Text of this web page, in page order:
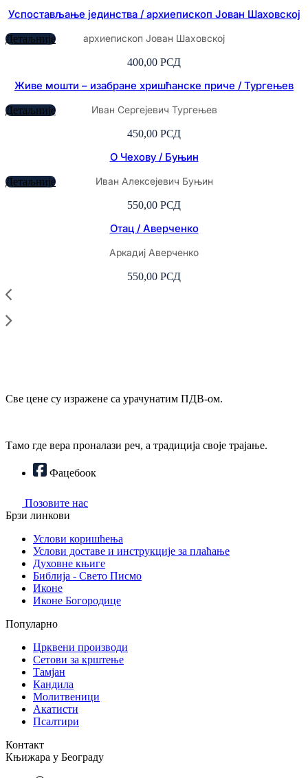
Успостављање јединства / архиепископ Јован Шаховској
архиепископ Јован Шаховској
400,00 РСД
Детаљније
Живе мошти – изабране хришћанске приче / Тургењев
Иван Сергејевич Тургењев
450,00 РСД
Детаљније
О Чехову / Буњин
Иван Алексејевич Буњин
550,00 РСД
Детаљније
Отац / Аверченко
Аркадиј Аверченко
550,00 РСД
Све цене су изражене са урачунатим ПДВ-ом.
Тамо где вера проналази реч, а традиција своје трајање.
Фацебоок
Позовите нас
Брзи линкови
Услови коришћења
Услови доставе и инструкције за плаћање
Духовне књиге
Библија - Свето Писмо
Иконе
Иконе Богородице
Популарно
Црквени производи
Сетови за крштење
Тамјан
Кандила
Молитвеници
Акатисти
Псалтири
Контакт
Књижара у Београду